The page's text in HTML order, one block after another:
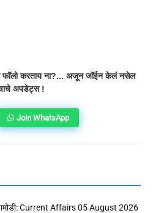
फॉलो करताय ना?... अजून जॉईन केलं नसेल
अपडेट्स !
Join WhatsApp
Current Affairs 05 August 2026